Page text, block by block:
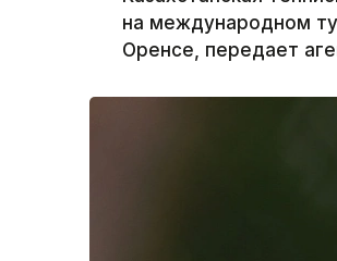
на международном
Оренсе, передает